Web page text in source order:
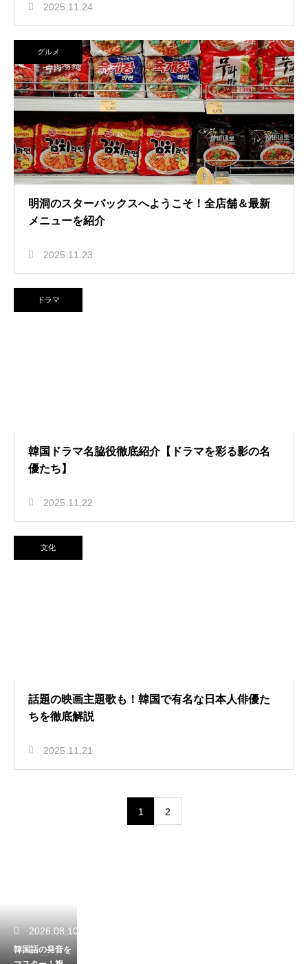
2025.11.24
グルメ
明洞のスターバックスへようこそ！全店舗＆最新
メニューを紹介
2025.11.23
ドラマ
韓国ドラマ名脇役徹底紹介【ドラマを彩る影の名
優たち】
2025.11.22
文化
話題の映画主題歌も！韓国で有名な日本人俳優た
ちを徹底解説
2025.11.21
1 2
2026.08.10
韓国語の発音を